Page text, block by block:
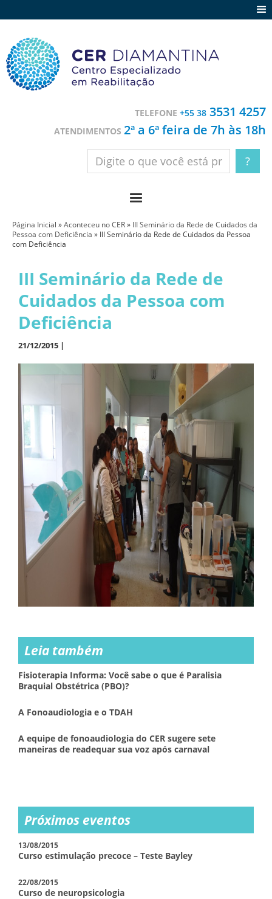
Contato
TELEFONE +55 38 3531 4257
ATENDIMENTOS 2ª a 6ª feira de 7h às 18h
Página Inicial »Aconteceu no CER» III Seminário da Rede de Cuidados da
Pessoa com Deficiência » III Seminário da Rede de Cuidados da Pessoa
com Deficiência
III Seminário da Rede de
Cuidados da Pessoa com
Deficiência
21/12/2015 |
Leia também
Fisioterapia Informa: Você sabe o que é Paralisia
Braquial Obstétrica (PBO)?
A Fonoaudiologia e o TDAH
A equipe de fonoaudiologia do CER sugere sete
maneiras de readequar sua voz após carnaval
Próximos eventos
13/08/2015
Curso estimulação precoce – Teste Bayley
22/08/2015
Curso de neuropsicologia